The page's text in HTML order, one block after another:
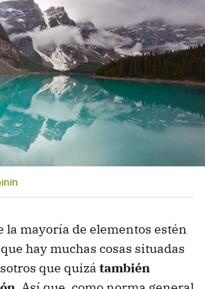
la mayoría de elementos estén
hay muchas cosas situadas
que quizá también